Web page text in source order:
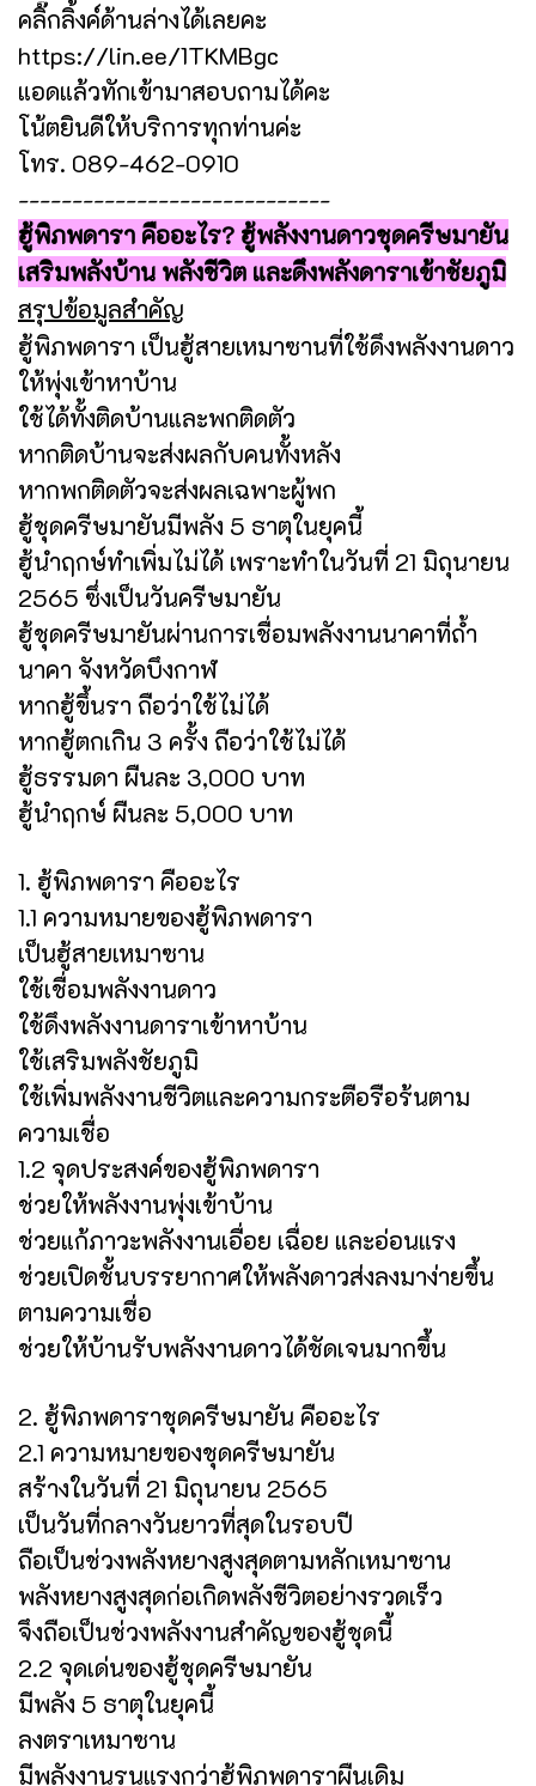
คลิ๊กลิ้งค์ด้านล่างได้เลยคะ
https://lin.ee/1TKMBgc
แอดแล้วทักเข้ามาสอบถามได้คะ
โน้ตยินดีให้บริการทุกท่านค่ะ
โทร. 089-462-0910
-----------------------------
ฮู้พิภพดารา คืออะไร? ฮู้พลังงานดาวชุดครีษมายัน
เสริมพลังบ้าน พลังชีวิต และดึงพลังดาราเข้าชัยภูมิ
สรุปข้อมูลสำคัญ
ฮู้พิภพดารา เป็นฮู้สายเหมาซานที่ใช้ดึงพลังงานดาว
ให้พุ่งเข้าหาบ้าน
ใช้ได้ทั้งติดบ้านและพกติดตัว
หากติดบ้านจะส่งผลกับคนทั้งหลัง
หากพกติดตัวจะส่งผลเฉพาะผู้พก
ฮู้ชุดครีษมายันมีพลัง 5 ธาตุในยุคนี้
ฮู้นำฤกษ์ทำเพิ่มไม่ได้ เพราะทำในวันที่ 21 มิถุนายน
2565 ซึ่งเป็นวันครีษมายัน
ฮู้ชุดครีษมายันผ่านการเชื่อมพลังงานนาคาที่ถ้ำ
นาคา จังหวัดบึงกาฬ
หากฮู้ขึ้นรา ถือว่าใช้ไม่ได้
หากฮู้ตกเกิน 3 ครั้ง ถือว่าใช้ไม่ได้
ฮู้ธรรมดา ผืนละ 3,000 บาท
ฮู้นำฤกษ์ ผืนละ 5,000 บาท
1. ฮู้พิภพดารา คืออะไร
1.1 ความหมายของฮู้พิภพดารา
เป็นฮู้สายเหมาซาน
ใช้เชื่อมพลังงานดาว
ใช้ดึงพลังงานดาราเข้าหาบ้าน
ใช้เสริมพลังชัยภูมิ
ใช้เพิ่มพลังงานชีวิตและความกระตือรือร้นตาม
ความเชื่อ
1.2 จุดประสงค์ของฮู้พิภพดารา
ช่วยให้พลังงานพุ่งเข้าบ้าน
ช่วยแก้ภาวะพลังงานเอื่อย เฉื่อย และอ่อนแรง
ช่วยเปิดชั้นบรรยากาศให้พลังดาวส่งลงมาง่ายขึ้น
ตามความเชื่อ
ช่วยให้บ้านรับพลังงานดาวได้ชัดเจนมากขึ้น
2. ฮู้พิภพดาราชุดครีษมายัน คืออะไร
2.1 ความหมายของชุดครีษมายัน
สร้างในวันที่ 21 มิถุนายน 2565
เป็นวันที่กลางวันยาวที่สุดในรอบปี
ถือเป็นช่วงพลังหยางสูงสุดตามหลักเหมาซาน
พลังหยางสูงสุดก่อเกิดพลังชีวิตอย่างรวดเร็ว
จึงถือเป็นช่วงพลังงานสำคัญของฮู้ชุดนี้
2.2 จุดเด่นของฮู้ชุดครีษมายัน
มีพลัง 5 ธาตุในยุคนี้
ลงตราเหมาซาน
มีพลังงานรุนแรงกว่าฮู้พิภพดาราผืนเดิม